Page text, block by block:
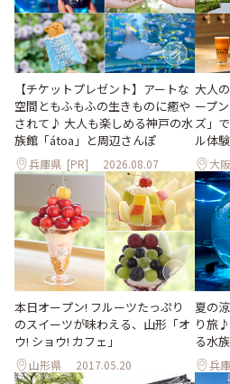
【チケットプレゼント】アートな
空間ともふもふの生きものに癒や
されて♪ 大人も楽しめる神戸の水
族館「átoa」と周辺さんぽ
兵庫県 [PR] 2026.08.07
大人
ープ
ズ」
ル体験
大
本日オープン! フルーツたっぷり
のスイーツが味わえる、山形「オ
ウ! ショウ! カフェ」
山形県 2017.05.20
夏の
り旅
る水
兵